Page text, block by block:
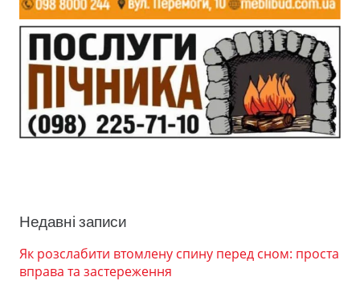
Недавні записи
Як розслабити втомлену спину перед сном: проста
вправа та застереження